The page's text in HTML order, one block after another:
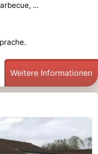
...
Weitere Informationen